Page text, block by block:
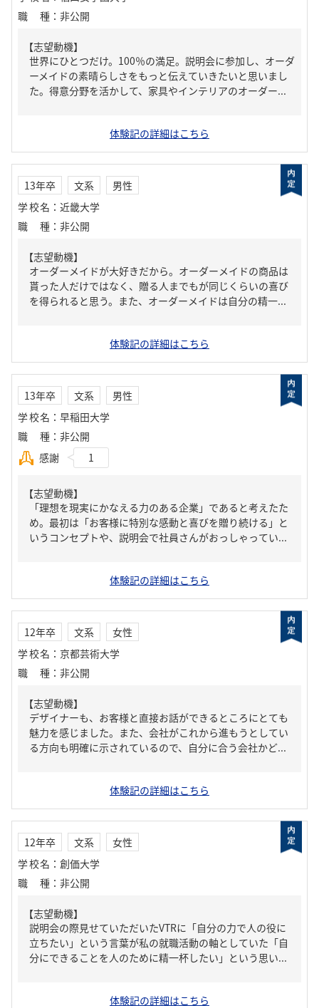
職種 ： 非公開
【志望動機】
世界にひとつだけ。100％の満足。説明会に参加し、オーダ
ーメイドの素晴らしさをもっと伝えていきたいと思いまし
た。得意分野を活かして、家具やインテリアのオーダー...
体験記の詳細はこちら
13年卒 文系
男性
学校名 ： 近畿大学
職種 ： 非公開
【志望動機】
オーダーメイドが大好きだから。オーダーメイドの商品は
貰った人だけではなく、贈る人までもが同じくらいの喜び
を得られると思う。また、オーダーメイドは自分の精一...
体験記の詳細はこちら
13年卒 文系
男性
学校名 ： 早稲田大学
職種 ： 非公開
感謝
1
【志望動機】
「理想を現実にかなえる力のある企業」であると考えたた
め。最初は「お客様に特別な感動と喜びを贈り続ける」と
いうコンセプトや、説明会で社員さんがおっしゃってい...
体験記の詳細はこちら
12年卒 文系
女性
学校名 ： 京都芸術大学
職種 ： 非公開
【志望動機】
デザイナーも、お客様と直接お話ができるところにとても
魅力を感じました。また、会社がこれから進もうとしてい
る方向も明確に示されているので、自分に合う会社かど...
体験記の詳細はこちら
12年卒 文系
女性
学校名 ： 創価大学
職種 ： 非公開
【志望動機】
説明会の際見せていただいたVTRに「自分の力で人の役に
立ちたい」という言葉が私の就職活動の軸としていた「自
分にできることを人のために精一杯したい」という思い...
体験記の詳細はこちら